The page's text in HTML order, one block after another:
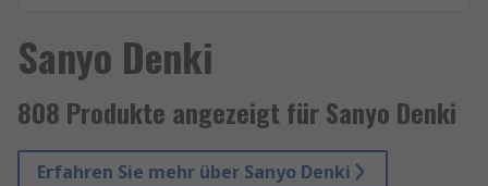
Sanyo Denki
808 Produkte angezeigt für Sanyo Denki
Erfahren Sie mehr über Sanyo Denki